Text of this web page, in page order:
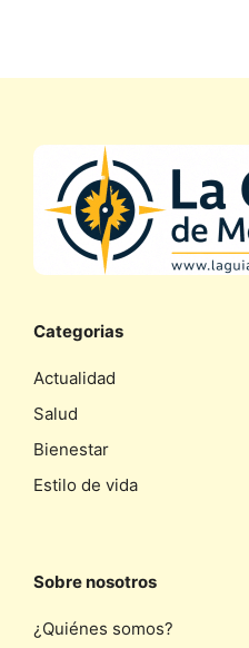
Categorias
Actualidad
Salud
Bienestar
Estilo de vida
Sobre nosotros
¿Quiénes somos?